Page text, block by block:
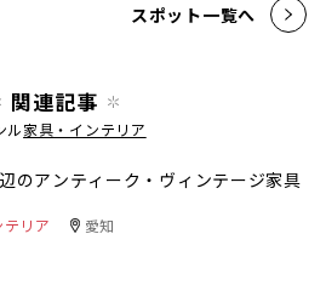
スポット一覧へ
関連記事
ル家具・インテリア
のアンティーク・ヴィンテージ家具
リア 愛知